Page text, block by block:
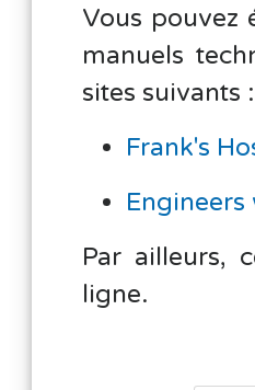
Vous pouvez
manuels
sites suivants :
Frank's
Par ailleurs,
ligne.